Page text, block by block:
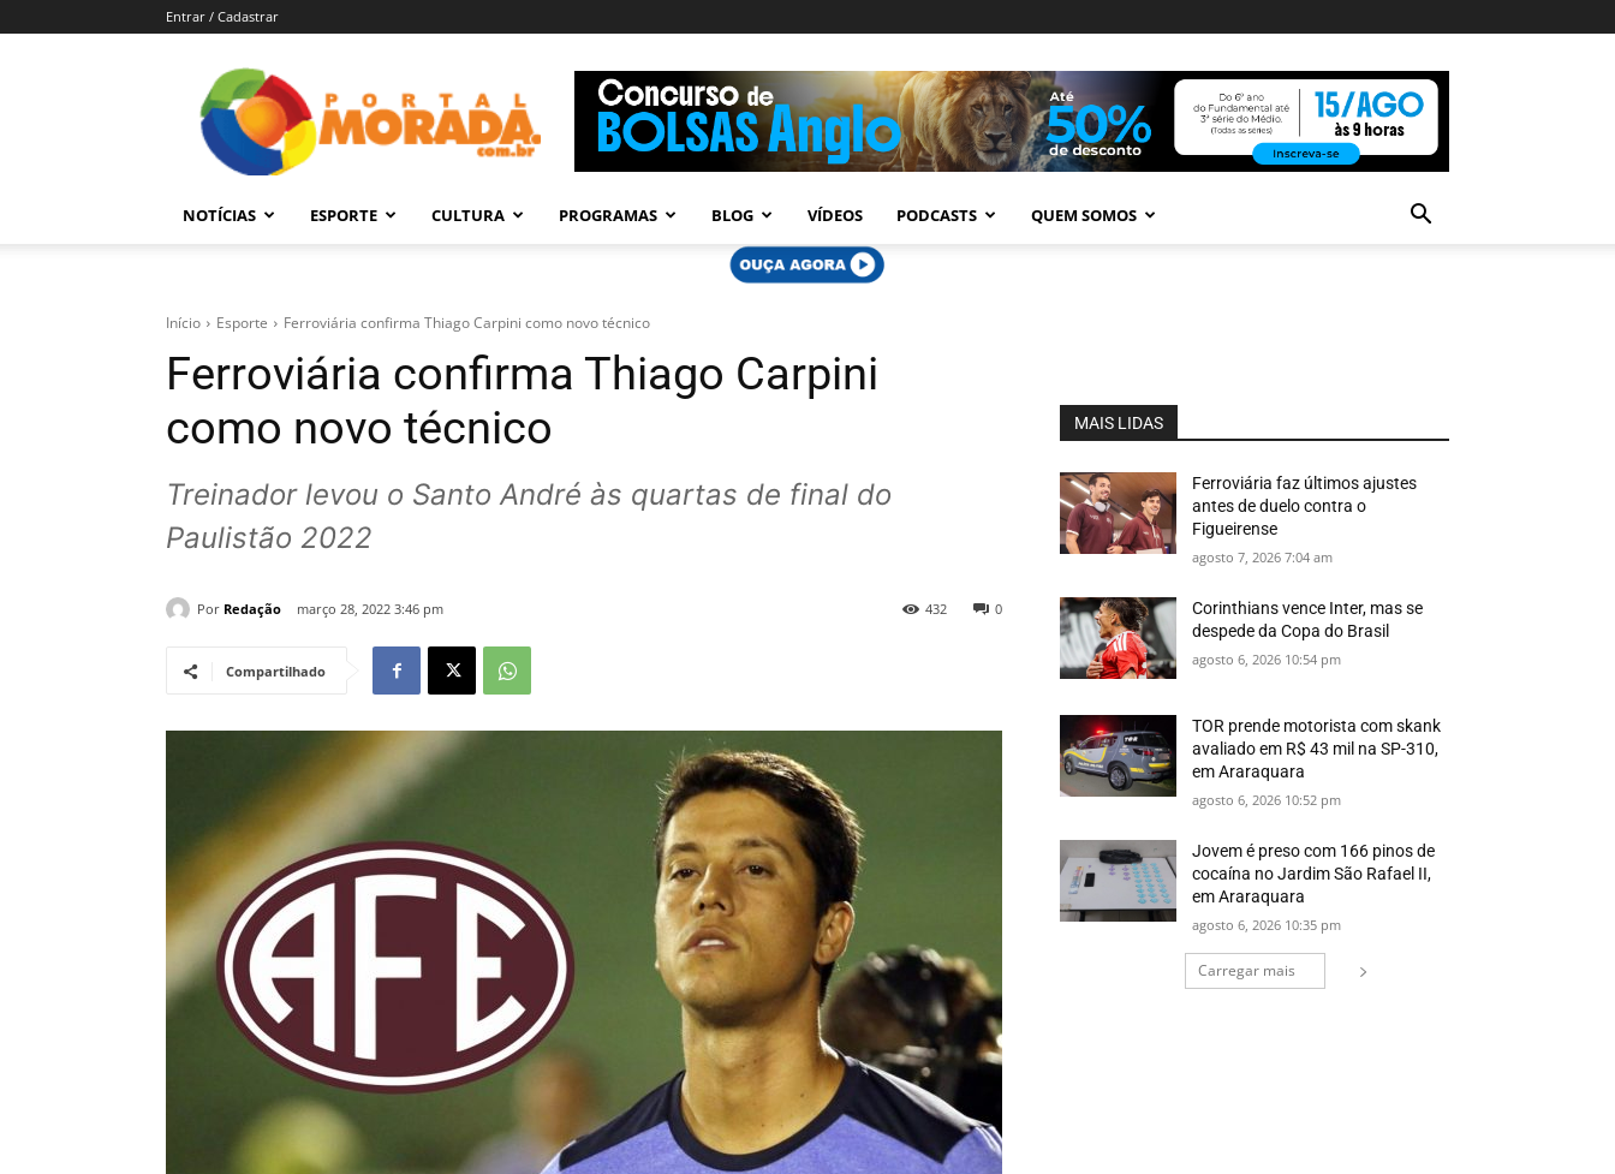
Entrar / Cadastrar
Morada
–
Araraquara
NOTÍCIAS ESPORTE CULTURA PROGRAMAS BLOG VÍDEOS PODCASTS QUEM SOMOS
Início Esporte Ferroviária confirma Thiago Carpini como novo técnico
Ferroviária confirma Thiago Carpini
como novo técnico
Treinador levou o Santo André às quartas de final do
Paulistão 2022
Por Redação março 28, 2022 3:46 pm 0
432
Compartilhado
MAIS LIDAS
Ferroviária faz últimos ajustes
antes de duelo contra o
Figueirense
agosto 7, 2026 7:04 am
Corinthians vence Inter, mas se
despede da Copa do Brasil
agosto 6, 2026 10:54 pm
TOR prende motorista com skank
avaliado em R$ 43 mil na SP-310,
em Araraquara
agosto 6, 2026 10:52 pm
Jovem é preso com 166 pinos de
cocaína no Jardim São Rafael II,
em Araraquara
agosto 6, 2026 10:35 pm
Carregar mais